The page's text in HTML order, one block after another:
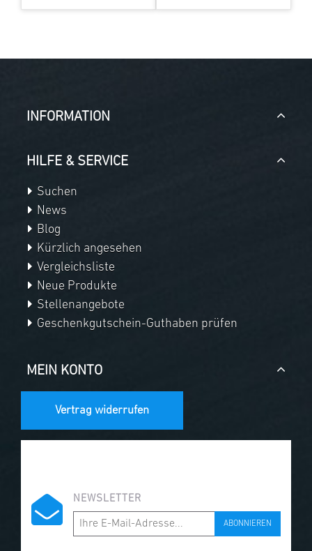
INFORMATION
HILFE & SERVICE
Suchen
News
Blog
Kürzlich angesehen
Vergleichsliste
Neue Produkte
Stellenangebote
Geschenkgutschein-Guthaben prüfen
MEIN KONTO
Vertrag widerrufen
NEWSLETTER
ABONNIEREN